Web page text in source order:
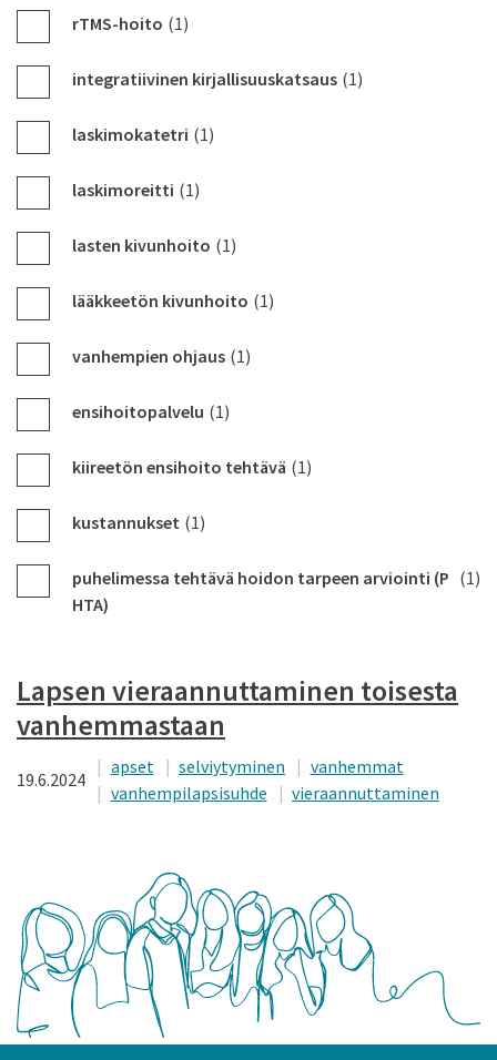
rTMS-hoito (1)
integratiivinen kirjallisuuskatsaus (1)
laskimokatetri (1)
laskimoreitti (1)
lasten kivunhoito (1)
lääkkeetön kivunhoito (1)
vanhempien ohjaus (1)
ensihoitopalvelu (1)
kiireetön ensihoito tehtävä (1)
kustannukset (1)
puhelimessa tehtävä hoidon tarpeen arviointi (P
HTA)
(1)
Lapsen vieraannuttaminen toisesta
vanhemmastaan
19.6.2024
apset selviytyminen
vanhemmat
vanhempilapsisuhde
vieraannuttaminen